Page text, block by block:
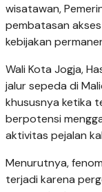
wisatawan,
pembatasan
kebijakan
Wali Kota Jogja,
jalur sepeda di
khususnya ketika
berpotensi
aktivitas pejalan
Menurutnya,
terjadi karena